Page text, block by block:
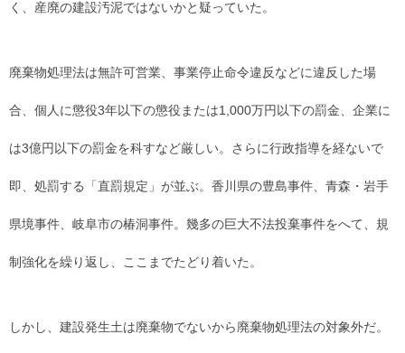
く、産廃の建設汚泥ではないかと疑っていた。
廃棄物処理法は無許可営業、事業停止命令違反などに違反した場
合、個人に懲役3年以下の懲役または1,000万円以下の罰金、企業に
は3億円以下の罰金を科すなど厳しい。さらに行政指導を経ないで
即、処罰する「直罰規定」が並ぶ。香川県の豊島事件、青森・岩手
県境事件、岐阜市の椿洞事件。幾多の巨大不法投棄事件をへて、規
制強化を繰り返し、ここまでたどり着いた。
しかし、建設発生土は廃棄物でないから廃棄物処理法の対象外だ。